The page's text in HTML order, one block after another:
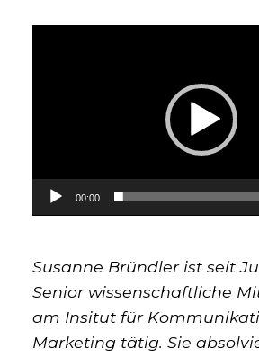
00:00
Susanne Bründler ist seit
Senior wissenschaftliche
am Insitut für
Marketing tätig. Sie